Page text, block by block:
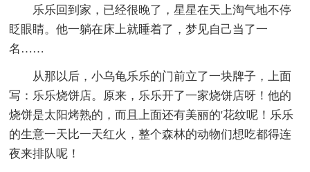
乐乐回到家，已经很晚了，星星在天上淘气地不停
眨眼睛。他一躺在床上就睡着了，梦见自己当了一
名……
从那以后，小乌龟乐乐的门前立了一块牌子，上面
写：乐乐烧饼店。原来，乐乐开了一家烧饼店呀！他的
烧饼是太阳烤熟的，而且上面还有美丽的'花纹呢！乐乐
的生意一天比一天红火，整个森林的动物们想吃都得连
夜来排队呢！